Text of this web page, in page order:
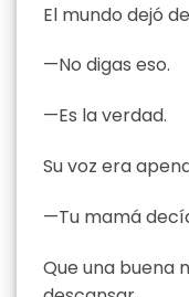
El mundo dejó
—No digas eso.
—Es la verdad.
Su voz era
—Tu mamá
Que una buena